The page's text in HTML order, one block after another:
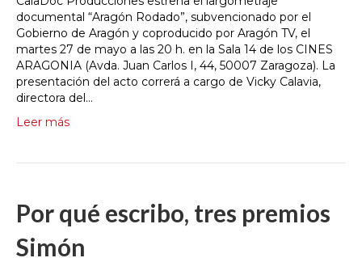
documental “Aragón Rodado”, subvencionado por el
Gobierno de Aragón y coproducido por Aragón TV, el
martes 27 de mayo a las 20 h. en la Sala 14 de los CINES
ARAGONIA (Avda. Juan Carlos I, 44, 50007 Zaragoza). La
presentación del acto correrá a cargo de Vicky Calavia,
directora del…
Leer más
Por qué escribo, tres premios
Simón